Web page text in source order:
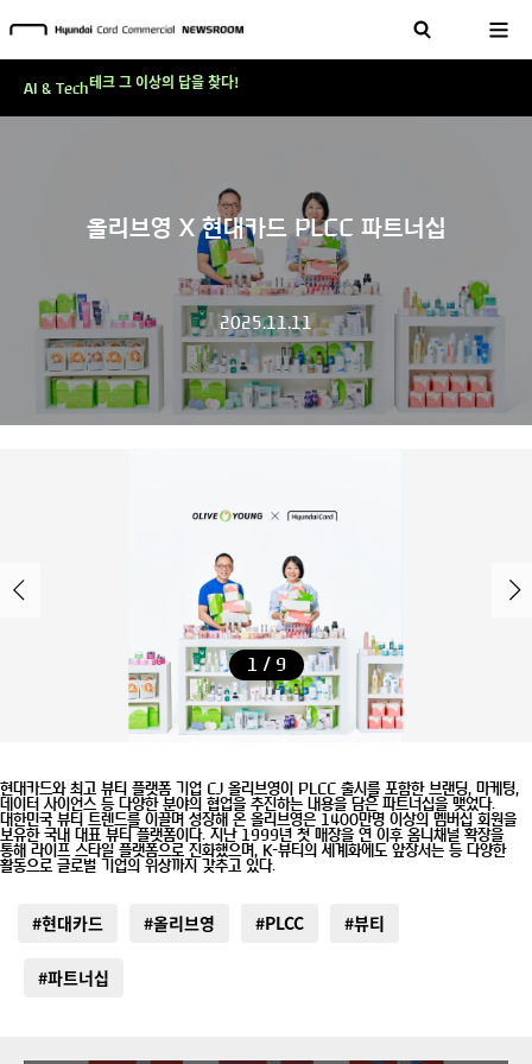
올리브영 X 현대카드 PLCC 파트너십
2025.11.11
1 / 9
현대카드와 최고 뷰티 플랫폼 기업 CJ 올리브영이 PLCC 출시를 포함한 브랜딩, 마케팅,
데이터 사이언스 등 다양한 분야의 협업을 추진하는 내용을 담은 파트너십을 맺었다.
대한민국 뷰티 트렌드를 이끌며 성장해 온 올리브영은 1400만명 이상의 멤버십 회원을
보유한 국내 대표 뷰티 플랫폼이다. 지난 1999년 첫 매장을 연 이후 옴니채널 확장을
통해 라이프 스타일 플랫폼으로 진화했으며, K-뷰티의 세계화에도 앞장서는 등 다양한
활동으로 글로벌 기업의 위상까지 갖추고 있다.
#현대카드 #올리브영 #PLCC #뷰티
#파트너십
AI & Tech테크 그 이상의 답을 찾다!
현대카드, 스테이블코인 국제송금 실제 도입 가능한 수준 준비 마쳐
테크 그 이상의 답을 찾다!